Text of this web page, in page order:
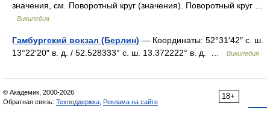
значения, см. Поворотный круг (значения). Поворотный круг …
Википедия
Гамбургский вокзал (Берлин) — Координаты: 52°31′42″ с. ш.
13°22′20″ в. д. / 52.528333° с. ш. 13.372222° в. д. …
Википедия
18+
© Академик, 2000-2026
Обратная связь: Техподдержка Реклама на сайте